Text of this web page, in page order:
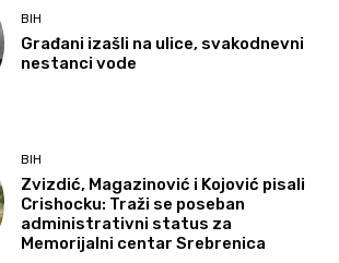
BIH
Građani izašli na ulice, svakodnevni
nestanci vode
BIH
Zvizdić, Magazinović i Kojović pisali
Crishocku: Traži se poseban
administrativni status za
Memorijalni centar Srebrenica